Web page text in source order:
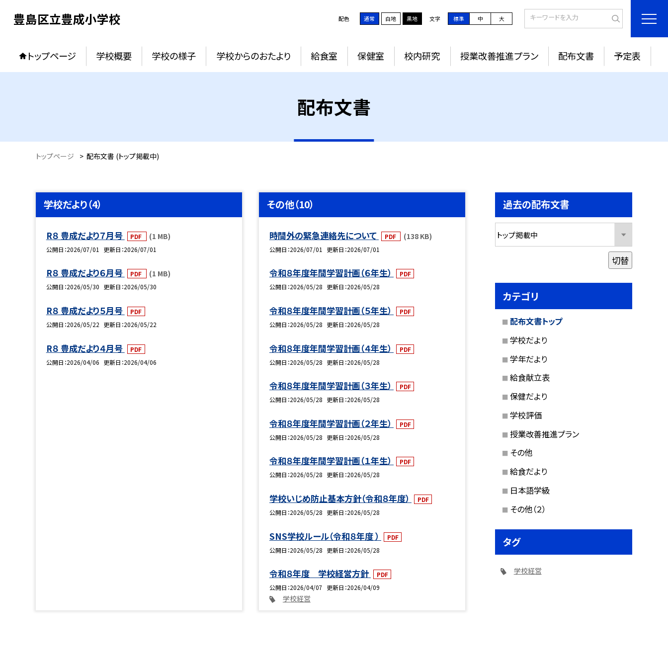
豊島区立豊成小学校 配色 通常 白地 黒地 文字 標準 中 大
トップページ 学校概要 学校の様子 学校からのおたより 給食室 保健室 校内研究 授業改善推進プラン 配布文書 予定表
配布文書
トップページ > 配布文書 (トップ掲載中)
学校だより（4）
R８ 豊成だより７月号 PDF (1 MB)
公開日 2026/07/01 更新日 2026/07/01
R８ 豊成だより６月号 PDF (1 MB)
公開日 2026/05/30 更新日 2026/05/30
R８ 豊成だより５月号
PDF
公開日 2026/05/22 更新日 2026/05/22
R８ 豊成だより４月号
PDF
公開日 2026/04/06 更新日 2026/04/06
その他（10）
時間外の緊急連絡先について PDF (138 KB)
公開日 2026/07/01 更新日 2026/07/01
令和８年度年間学習計画（６年生）
PDF
公開日 2026/05/28 更新日 2026/05/28
令和８年度年間学習計画（５年生）
PDF
公開日 2026/05/28 更新日 2026/05/28
令和８年度年間学習計画（４年生）
PDF
公開日 2026/05/28 更新日 2026/05/28
令和８年度年間学習計画（３年生）
PDF
公開日 2026/05/28 更新日 2026/05/28
令和８年度年間学習計画（２年生）
PDF
公開日 2026/05/28 更新日 2026/05/28
令和８年度年間学習計画（１年生）
PDF
公開日 2026/05/28 更新日 2026/05/28
学校いじめ防止基本方針（令和８年度）
PDF
公開日 2026/05/28 更新日 2026/05/28
SNS学校ルール（令和８年度 ）
PDF
公開日 2026/05/28 更新日 2026/05/28
令和８年度 学校経営方針
PDF
公開日 2026/04/07 更新日 2026/04/09
学校経営
過去の配布文書
切替
カテゴリ
配布文書トップ
学校だより
学年だより
給食献立表
保健だより
学校評価
授業改善推進プラン
その他
給食だより
日本語学級
その他（２）
タグ
学校経営